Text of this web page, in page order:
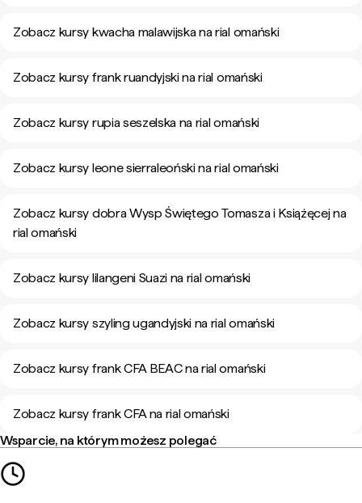
Zobacz kursy kwacha malawijska na rial omański
Zobacz kursy frank ruandyjski na rial omański
Zobacz kursy rupia seszelska na rial omański
Zobacz kursy leone sierraleoński na rial omański
Zobacz kursy dobra Wysp Świętego Tomasza i Książęcej na
rial omański
Zobacz kursy lilangeni Suazi na rial omański
Zobacz kursy szyling ugandyjski na rial omański
Zobacz kursy frank CFA BEAC na rial omański
Zobacz kursy frank CFA na rial omański
Wsparcie, na którym możesz polegać